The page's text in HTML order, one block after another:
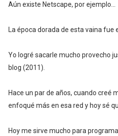
Aún existe Netscape, por ejemplo...
La época dorada de esta vaina fue
Yo logré sacarle mucho provecho
blog (2011).
Hace un par de años, cuando creé
enfoqué más en esa red y hoy sé
Hoy me sirve mucho para